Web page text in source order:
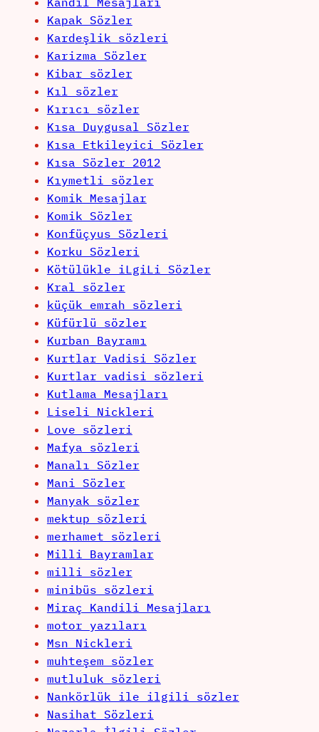
Kapak Sözler
Kardeşlik sözleri
Karizma Sözler
Kibar sözler
Kıl sözler
Kırıcı sözler
Kısa Duygusal Sözler
Kısa Etkileyici Sözler
Kısa Sözler 2012
Kıymetli sözler
Komik Mesajlar
Komik Sözler
Konfüçyus Sözleri
Korku Sözleri
Kötülükle iLgiLi Sözler
Kral sözler
küçük emrah sözleri
Küfürlü sözler
Kurban Bayramı
Kurtlar Vadisi Sözler
Kurtlar vadisi sözleri
Kutlama Mesajları
Liseli Nickleri
Love sözleri
Mafya sözleri
Manalı Sözler
Mani Sözler
Manyak sözler
mektup sözleri
merhamet sözleri
Milli Bayramlar
milli sözler
minibüs sözleri
Miraç Kandili Mesajları
motor yazıları
Msn Nickleri
muhteşem sözler
mutluluk sözleri
Nankörlük ile ilgili sözler
Nasihat Sözleri